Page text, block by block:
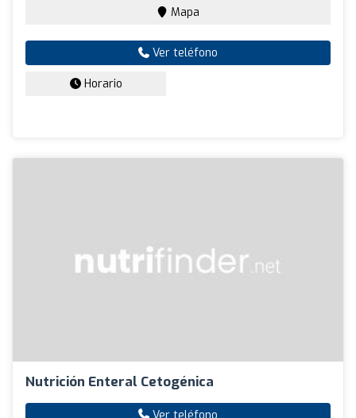
Mapa
Ver teléfono
Horario
Nutrición Enteral Cetogénica
Ver teléfono